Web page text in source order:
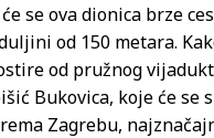
se ova dionica brze
od 150 metara.
od pružnog
Bukovica, koje će
Zagrebu,